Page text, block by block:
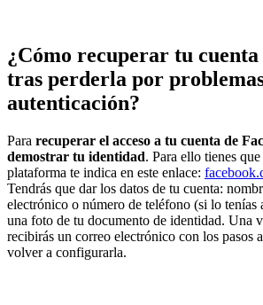
¿Cómo recuperar tu cuenta
tras perderla por
autenticación?
Para recuperar el acceso a tu cuenta de
demostrar tu identidad. Para ello tienes
plataforma te indica en este enlace:
Tendrás que dar los datos de tu cuenta:
electrónico o número de teléfono (si lo tenías
una foto de tu documento de identidad. Una
recibirás un correo electrónico con los pasos
volver a configurarla.